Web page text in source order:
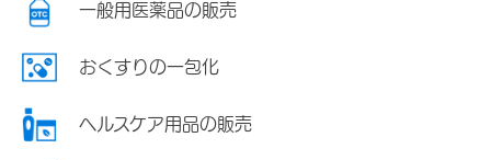
一般用医薬品の販売
おくすりの一包化
ヘルスケア用品の販売